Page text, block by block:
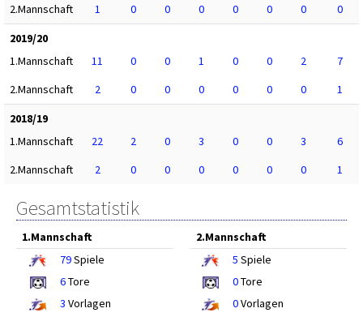
2.Mannschaft
1 0 0 0 0 0 0
0
2019/20
1.Mannschaft
11 0 0 1 0 0 2
7
2.Mannschaft
2 0 0 0 0 0 0
1
2018/19
1.Mannschaft
22 2 0 3 0 0 3
6
2.Mannschaft
2 0 0 0 0 0 0 1
Gesamtstatistik
1.Mannschaft
79Spiele
6Tore
3 Vorlagen
2.Mannschaft
5 Spiele
0Tore
0Vorlagen